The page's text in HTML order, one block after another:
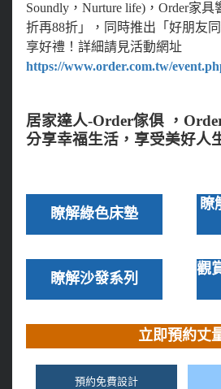
Soundly，Nurture life)，Order家
折再88折」，同時推出「好朋友
享好禮！詳細請見活動網址
https://www.order.com.tw/
居家達人-Order傢俱 ，
分享幸福生活，享受美好人
瞭解綠色床墊
瞭
瞭解沙發系列
觀
立即預約丈
預約免費設計